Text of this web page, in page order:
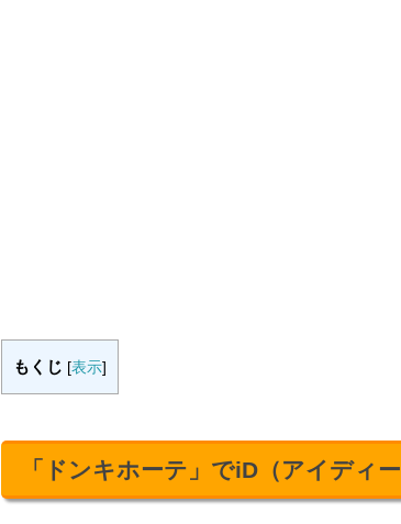
もくじ [表示]
「ドンキホーテ」でiD（アイディ